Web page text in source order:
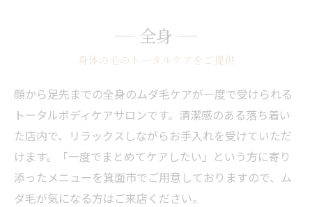
全身
身体の毛のトータルケアをご提供
顔から足先までの全身のムダ毛ケアが一度で受けられる
トータルボディケアサロンです。清潔感のある落ち着い
た店内で、リラックスしながらお手入れを受けていただ
けます。「一度でまとめてケアしたい」という方に寄り
添ったメニューを箕面市でご用意しておりますので、ム
ダ毛が気になる方はご来店ください。